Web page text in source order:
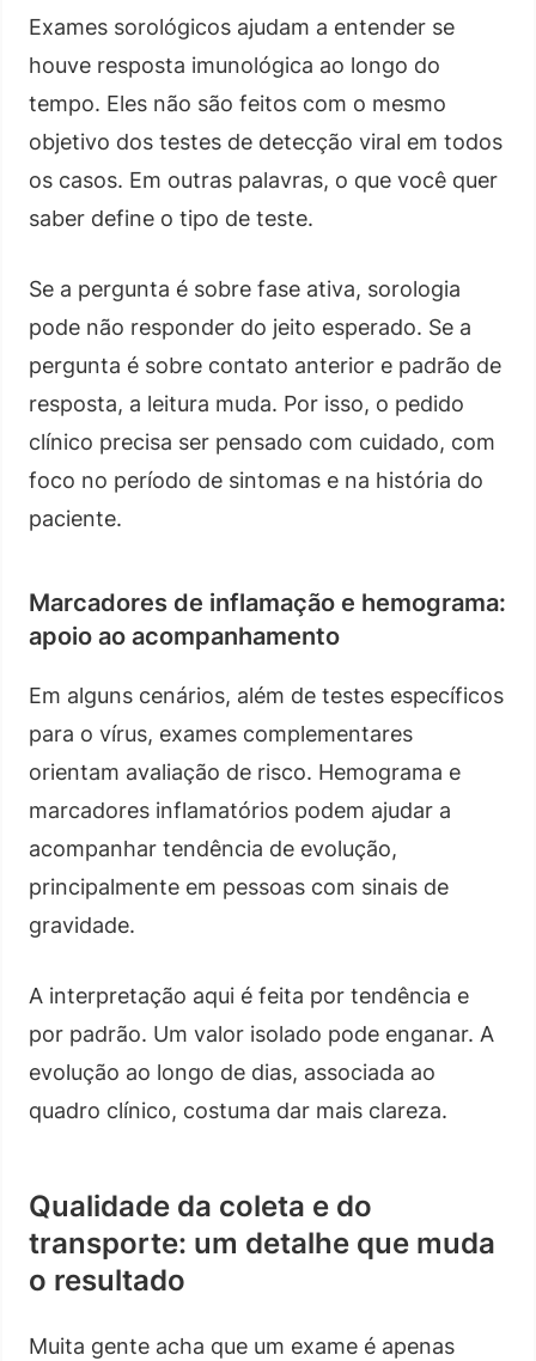
Exames sorológicos ajudam a entender se
houve resposta imunológica ao longo do
tempo. Eles não são feitos com o mesmo
objetivo dos testes de detecção viral em todos
os casos. Em outras palavras, o que você quer
saber define o tipo de teste.
Se a pergunta é sobre fase ativa, sorologia
pode não responder do jeito esperado. Se a
pergunta é sobre contato anterior e padrão de
resposta, a leitura muda. Por isso, o pedido
clínico precisa ser pensado com cuidado, com
foco no período de sintomas e na história do
paciente.
Marcadores de inflamação e hemograma:
apoio ao acompanhamento
Em alguns cenários, além de testes específicos
para o vírus, exames complementares
orientam avaliação de risco. Hemograma e
marcadores inflamatórios podem ajudar a
acompanhar tendência de evolução,
principalmente em pessoas com sinais de
gravidade.
A interpretação aqui é feita por tendência e
por padrão. Um valor isolado pode enganar. A
evolução ao longo de dias, associada ao
quadro clínico, costuma dar mais clareza.
Qualidade da coleta e do
transporte: um detalhe que muda
o resultado
Muita gente acha que um exame é apenas